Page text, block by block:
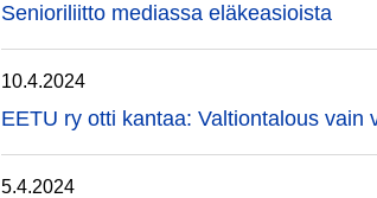
Senioriliitto mediassa eläkeasioista
10.4.2024
EETU ry otti kantaa: Valtiontalous vain
5.4.2024